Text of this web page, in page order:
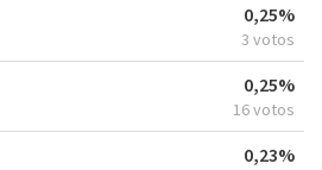
0,25%
3 votos
0,25%
16 votos
0,23%